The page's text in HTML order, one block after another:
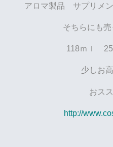
アロマ製品 サプリメ
そちらにも
118ｍｌ
少しお
おス
http://